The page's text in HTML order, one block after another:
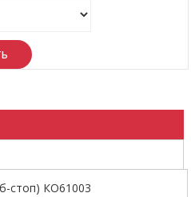
стоп) КО61003